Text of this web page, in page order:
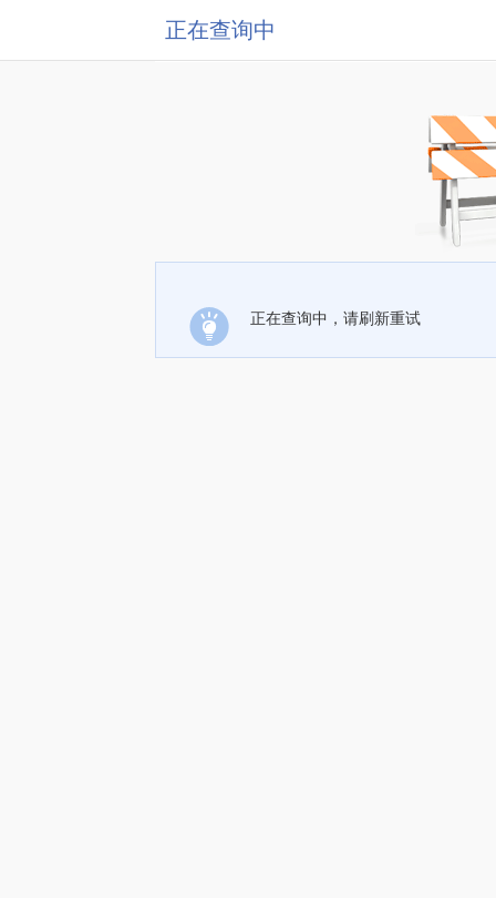
正在查询中
正在查询中，请刷新重试